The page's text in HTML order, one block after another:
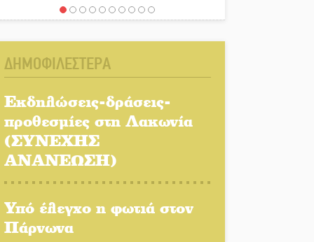
Τα ζάρια παίρνουν «φωτιά»
Αυθεντικό γλέντι με «Γιορτή
Βραστού» στη Σοχά
Το τελεφερίκ της
Μονεμβασιάς στο τραπέζι
Πολιτισμός και παράδοση
ΔΗΜΟΦΙΛΕΣΤΕΡΑ
Εκδηλώσεις-δράσεις-
προθεσμίες στη Λακωνία
(ΣΥΝΕΧΗΣ
ΑΝΑΝΕΩΣΗ)
Υπό έλεγχο η φωτιά στον
Πάρνωνα